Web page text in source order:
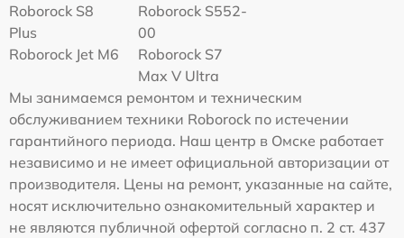
Roborock S8
Plus
Roborock S552-
00
Roborock Jet M6
Roborock S7
Max V Ultra
Мы занимаемся ремонтом и техническим
обслуживанием техники Roborock по истечении
гарантийного периода. Наш центр в Омске работает
независимо и не имеет официальной авторизации от
производителя. Цены на ремонт, указанные на сайте,
носят исключительно ознакомительный характер и
не являются публичной офертой согласно п. 2 ст. 437